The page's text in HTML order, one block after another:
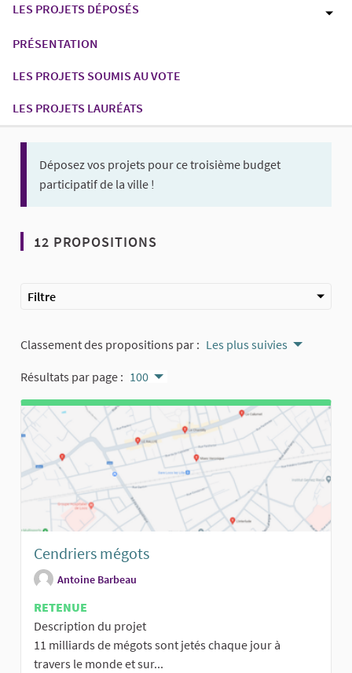
LES PROJETS DÉPOSÉS
PRÉSENTATION
LES PROJETS SOUMIS AU VOTE
LES PROJETS LAURÉATS
Déposez vos projets pour ce troisième budget
participatif de la ville !
12 PROPOSITIONS
Filtre
Classement des propositions par : Les plus suivies
Résultats par page : 100
Cendriers mégots
Antoine Barbeau
RETENUE
Description du projet
11 milliards de mégots sont jetés chaque jour à
travers le monde et sur...